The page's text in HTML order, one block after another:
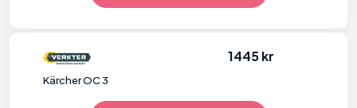
Kärcher OC 3
1445 kr